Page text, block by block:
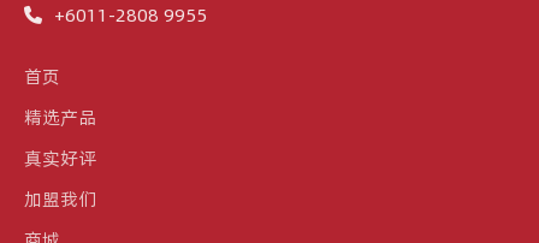
+6011-2808 9955
首页
精选产品
真实好评
加盟我们